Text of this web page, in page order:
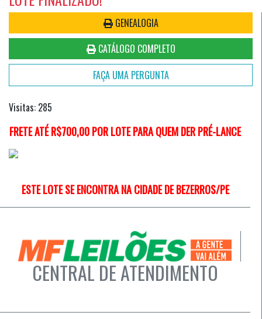
GENEALOGIA
CATÁLOGO COMPLETO
FAÇA UMA PERGUNTA
Visitas: 285
FRETE ATÉR$700,00POR LOTE PARA QUEM DER PRÉ-LANCE
ESTE LOTE SE ENCONTRA NA CIDADE DE BEZERROS/PE
CENTRAL DE ATENDIMENTO